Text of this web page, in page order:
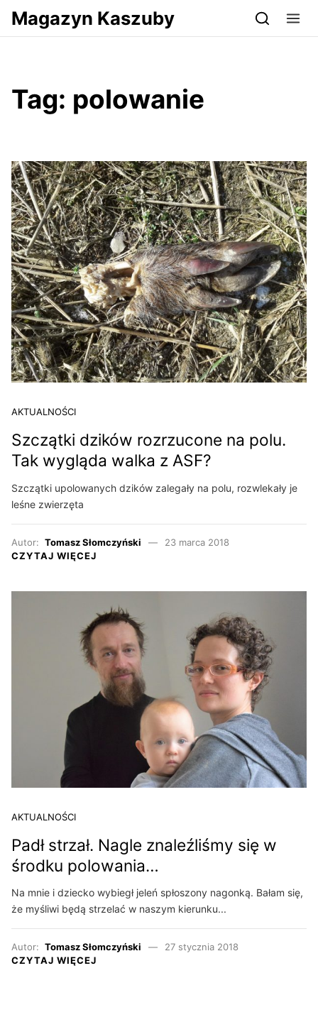
Przejdź do serwisu magazynkaszuby.pl
Magazyn Kaszuby
Tag: polowanie
AKTUALNOŚCI
Szczątki dzików rozrzucone na polu.
Tak wygląda walka z ASF?
Szczątki upolowanych dzików zalegały na polu, rozwlekały je
leśne zwierzęta
Autor: Tomasz Słomczyński
23 marca 2018
CZYTAJ WIĘCEJ
AKTUALNOŚCI
Padł strzał. Nagle znaleźliśmy się w
środku polowania…
Na mnie i dziecko wybiegł jeleń spłoszony nagonką. Bałam się,
że myśliwi będą strzelać w naszym kierunku...
Autor: Tomasz Słomczyński
27 stycznia 2018
CZYTAJ WIĘCEJ